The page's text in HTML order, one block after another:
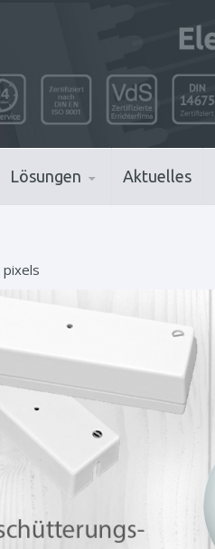
Lösungen Aktuelles
pixels